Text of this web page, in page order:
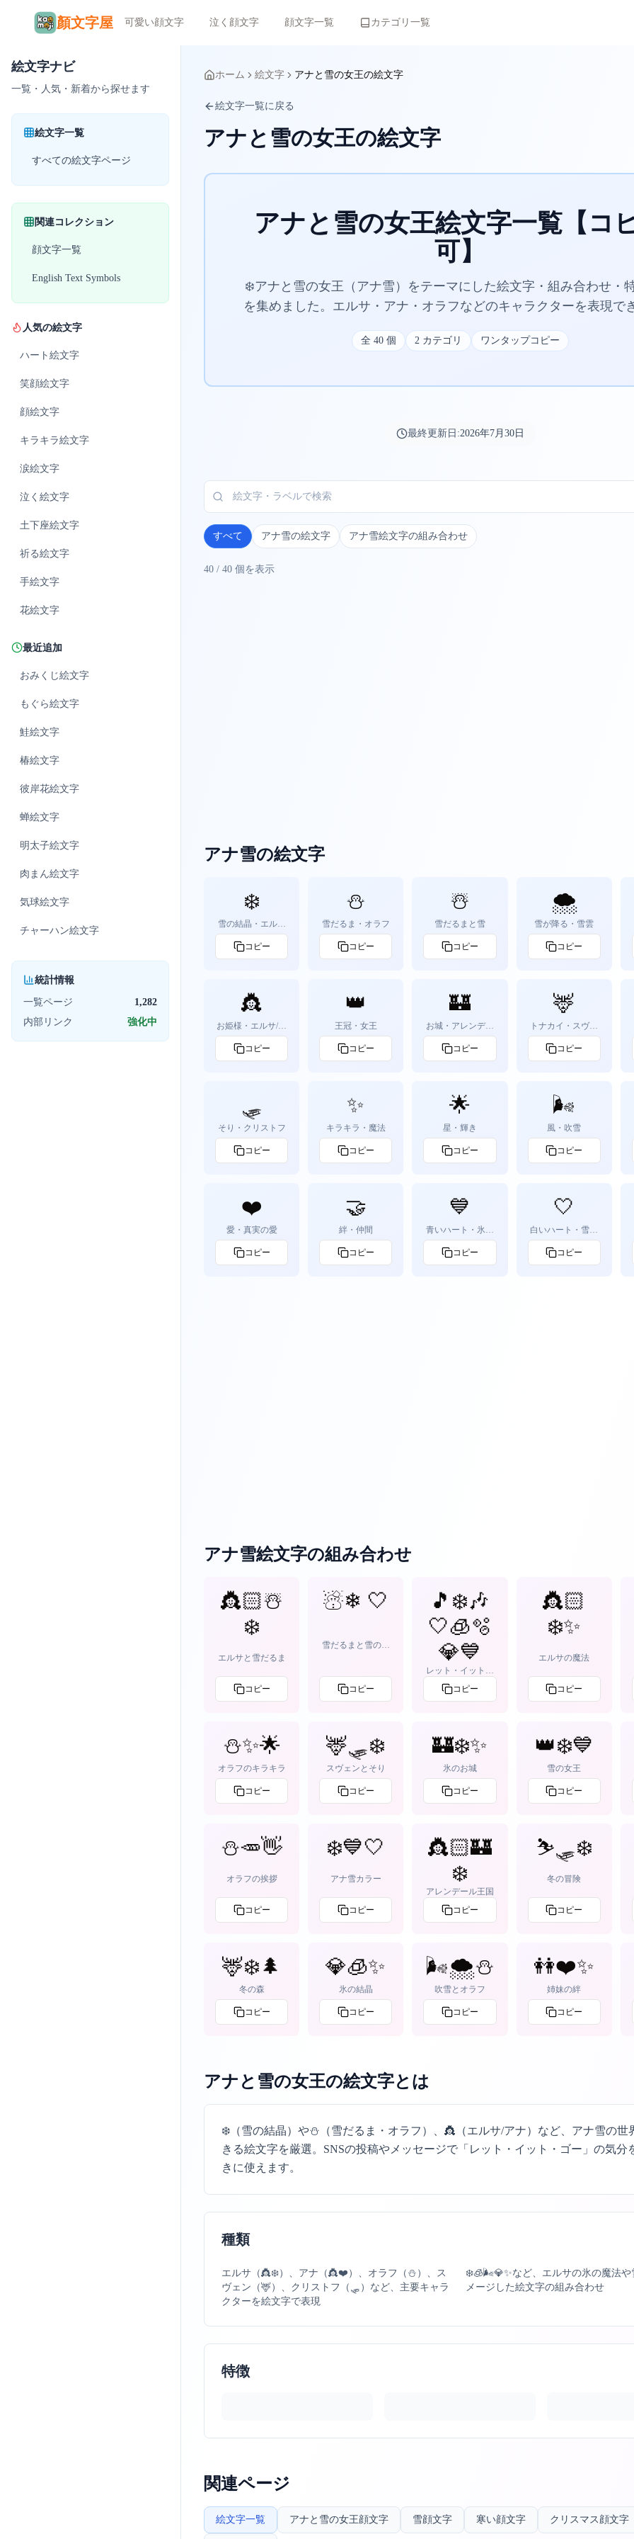
顏文字屋 可愛い顔文字 泣く顔文字 顔文字一覧 カテゴリ一覧
絵文字ナビ
一覧・人気・新着から探せます
絵文字一覧
すべての絵文字ページ
関連コレクション
顔文字一覧
English Text Symbols
人気の絵文字
ハート 絵文字
笑顔絵文字
顔絵文字
キラキラ絵文字
涙絵文字
泣く 絵文字
土下座絵文字
祈る絵文字
手絵文字
花絵文字
最近追加
おみくじ絵文字
もぐら絵文字
鮭絵文字
椿絵文字
彼岸花絵文字
蝉絵文字
明太子絵文字
肉まん絵文字
気球絵文字
チャーハン絵文字
統計情報
一覧ページ
1,282
内部リンク
強化中
ホーム 絵文字 アナと雪の女王の絵文字
絵文字一覧に戻る
アナと雪の女王の絵文字
アナと雪の女王絵文字一覧【コ
可】
❄️アナと雪の女王（アナ雪）をテーマにした絵文字・組み合わせ・
を集めました。エルサ・アナ・オラフなどのキャラクターを表現で
全 40個 2カテゴリ ワンタップコピー
最終更新日:2026年7月30日
すべて アナ雪の絵文字 アナ雪絵文字の組み合わせ
40 / 40 個を表示
アナ雪の絵文字
❄️
雪の結晶・エルサ
の魔法
コピー
⛄
雪だるま・オラフ
コピー
☃️
雪だるまと雪
コピー
🌨️
雪が降る・雪雲
コピー
👸
お姫様・エルサ/ア
ナ
コピー
👑
王冠・女王
コピー
🏰
お城・アレンデー
ル
コピー
🦌
トナカイ・スヴェ
ン
コピー
🛷
そり・クリストフ
コピー
✨
キラキラ・魔法
コピー
🌟
星・輝き
コピー
🌬️
風・吹雪
コピー
❤️
愛・真実の愛
コピー
🤝
絆・仲間
コピー
💙
青いハート・氷の
色
コピー
🤍
白いハート・雪の
色
コピー
アナ雪絵文字の組み合わせ
👸🏻☃️
❄️
エルサと雪だるま
コピー
☃❄ 🤍
雪だるまと雪の結
コピー
🎵❄️🎶
🤍🧊🫧
💎💙
レット・イット・
コピー
👸🏻
❄️✨
エルサの魔法
コピー
⛄✨🌟
オラフのキラキラ
コピー
🦌🛷❄️
スヴェンとそり
コピー
🏰❄️✨
氷のお城
コピー
👑❄️💙
雪の女王
コピー
⛄🥕👋
オラフの挨拶
コピー
❄️💙🤍
アナ雪カラー
コピー
👸🏻🏰
❄️
アレンデール王国
コピー
⛷️🛷❄️
冬の冒険
コピー
🦌❄️🌲
冬の森
コピー
💎🧊✨
氷の結晶
コピー
🌬️🌨️⛄
吹雪とオラフ
コピー
👭❤️✨
姉妹の絆
コピー
アナと雪の女王の絵文字とは
❄️（雪の結晶）や⛄（雪だるま・オラフ）、👸（エルサ/アナ）など、アナ雪の世
きる絵文字を厳選。SNSの投稿やメッセージで「レット・イット・ゴー」の気分
きに使えます。
種類
エルサ（👸❄️）、アナ（👸❤️）、オラフ（⛄）、ス
ヴェン（🦌）、クリストフ（🛷）など、主要キャラ
クターを絵文字で表現
❄️🧊🌬️💎✨など、エルサの氷の魔法や
メージした絵文字の組み合わせ
特徴
関連ページ
絵文字一覧 アナと雪の女王顔文字 雪顔文字 寒い顔文字 クリスマス顔文字